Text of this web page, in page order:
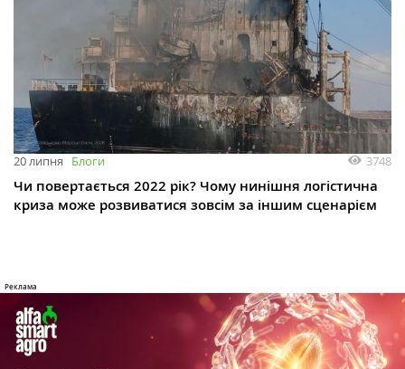
20 липня Блоги 3748
Чи повертається 2022 рік? Чому нинішня логістична
криза може розвиватися зовсім за іншим сценарієм